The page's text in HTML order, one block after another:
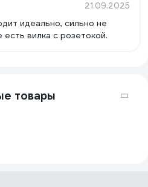
"РЦП ГРУПП"
21.09.2025
идеально, сильно не
вилка с розетокой.
товары